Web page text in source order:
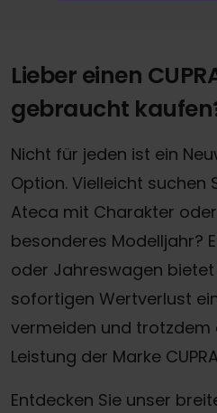
Lieber einen
gebraucht
Nicht für jeden ist ein
Option. Vielleicht suchen
Ateca mit Charakter
besonderes Modelljahr?
oder Jahreswagen
sofortigen Wertverlust
vermeiden und trotzdem
Leistung der Marke
Entdecken Sie unser